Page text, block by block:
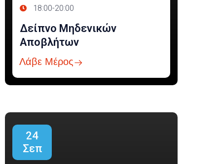
18:00-20:00
Δείπνο Μηδενικών
Αποβλήτων
Λάβε Μέρος
24
Σεπ